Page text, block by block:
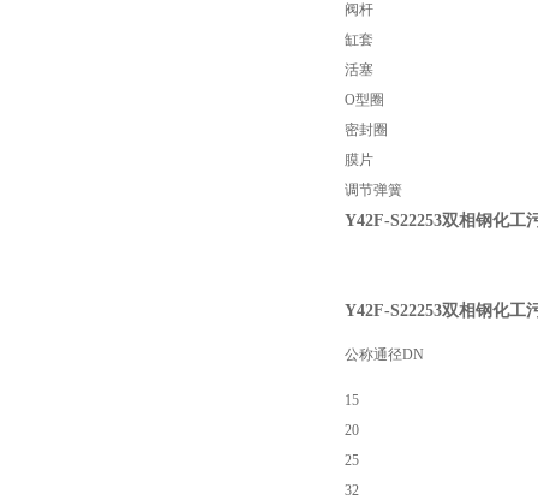
阀杆
缸套
活塞
O型圈
密封圈
膜片
调节弹簧
Y42F-S22253双相钢化工
Y42F-S22253双相钢化工
公称通径DN
15
20
25
32